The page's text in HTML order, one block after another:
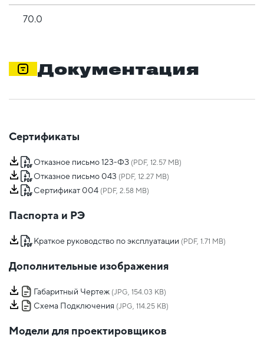
70.0
Документация
Сертификаты
Отказное письмо 123-ФЗ (PDF, 12.57 MB)
Отказное письмо 043 (PDF, 12.27 MB)
Сертификат 004 (PDF, 2.58 MB)
Паспорта и РЭ
Краткое руководство по эксплуатации (PDF, 1.71 MB)
Дополнительные изображения
Габаритный Чертеж (JPG, 154.03 KB)
Схема Подключения (JPG, 114.25 KB)
Модели для проектировщиков